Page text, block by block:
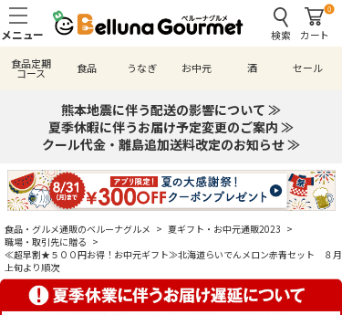
検索
0
カート
食品定期
コース 食品 うなぎ お中元 酒 セール
熊本地震に伴う配送の影響について ≫
夏季休暇に伴うお届け予定変更のご案内 ≫
クール代金・離島追加送料改定のお知らせ ≫
食品・グルメ通販のベルーナグルメ > 夏ギフト・お中元通販2023 >
職場・取引先に贈る >
≪超早割★５００円お得！お中元ギフト≫北海道らいでんメロン赤青セット ８月
上旬より順次